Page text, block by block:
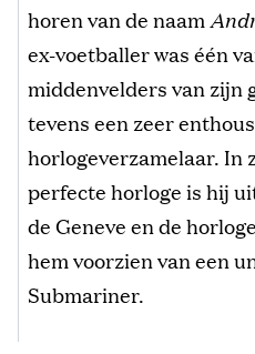
horen van de naam
ex-voetballer was één
middenvelders van zijn
tevens een zeer
horlogeverzamelaar. In
perfecte horloge is hij
de Geneve en de
hem voorzien van een
Submariner.